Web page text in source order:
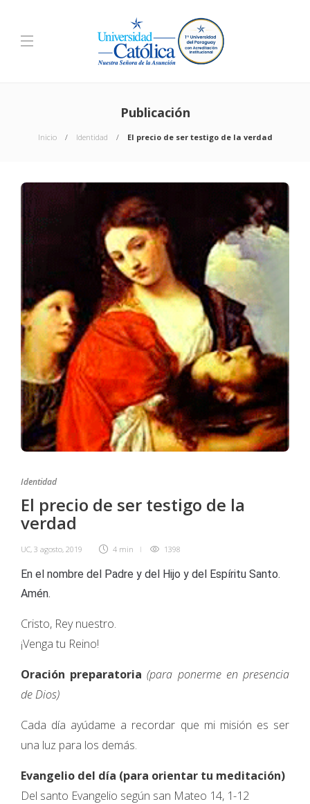
Publicación
Inicio Identidad El precio de ser testigo de la verdad
Identidad
El precio de ser testigo de la
verdad
UC, 3 agosto, 2019 4 min 1398
En el nombre del Padre y del Hijo y del Espíritu Santo.
Amén.
Cristo, Rey nuestro.
¡Venga tu Reino!
Oración preparatoria (para ponerme en presencia
de Dios)
Cada día ayúdame a recordar que mi misión es ser
una luz para los demás.
Evangelio del día (para orientar tu meditación)
Del santo Evangelio según san Mateo 14, 1-12